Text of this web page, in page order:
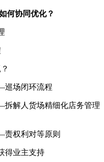
何协同优化？
巡场闭环流程
解人货场精细化店务管理
权利对等原则
得业主支持